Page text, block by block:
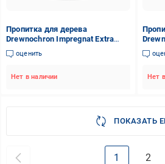
Пропитка для дерева
Drewnochron Impregnat Extra
0,75 л Палисандр (2790725673)
оценить
Нет в наличии
л Тик
Нет
ПОКАЗАТЬ
1 2